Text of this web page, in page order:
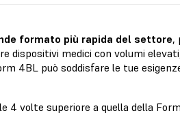
formato più rapida del settore,
dispositivi medici con volumi
4BL può soddisfare le tue
4 volte superiore a quella della